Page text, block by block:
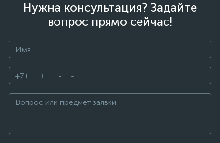
Нужна консультация? Задайте
вопрос прямо сейчас!